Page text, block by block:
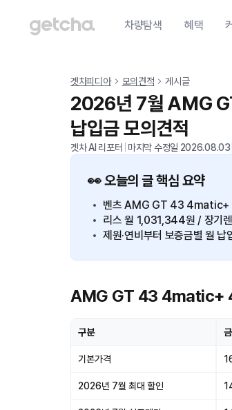
차량탐색 혜택
겟차피디아 모의견적 게시글
2026년 7월 AMG
납입금 모의견적
겟차 AI 리포터 마지막 수정일 2026.08.03
👀 오늘의 글 핵심 요약
벤츠 AMG GT 43 4matic+
리스 월 1,031,344원 / 장기
제원·연비부터 보증금별 월 납
AMG GT 43 4matic+
구분
기본가격
2026년 7월 최대 할인